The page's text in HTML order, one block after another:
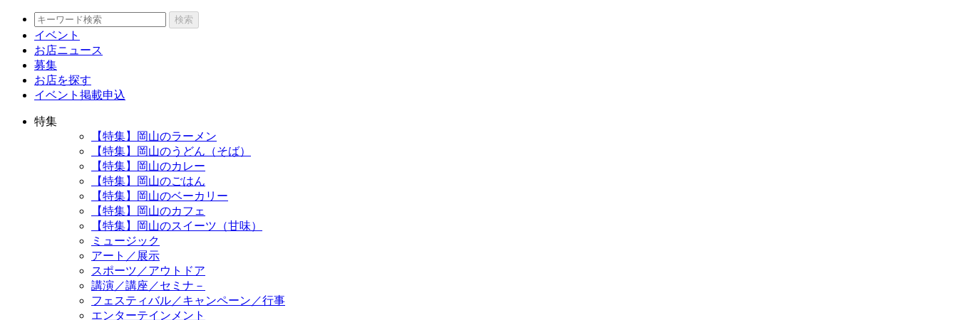
検索
イベント
お店ニュース
募集
お店を探す
イベント掲載申込
特集
【特集】岡山のラーメン
【特集】岡山のうどん（そば）
【特集】岡山のカレー
【特集】岡山のごはん
【特集】岡山のベーカリー
【特集】岡山のカフェ
【特集】岡山のスイーツ（甘味）
ミュージック
アート／展示
スポーツ／アウトドア
講演／講座／セミナ－
フェスティバル／キャンペーン／行事
エンターテインメント